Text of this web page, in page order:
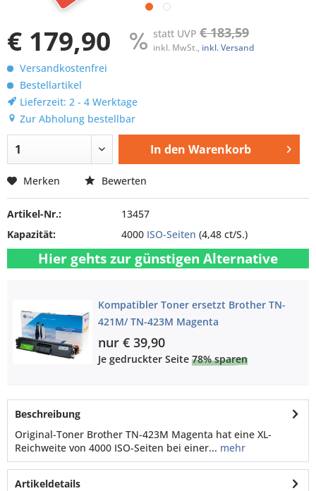
€ 179,90 statt UVP € 183,59
inkl. MwSt., inkl. Versand
Versandkostenfrei
Bestellartikel
Lieferzeit: 2 - 4 Werktage
Zur Abholung bestellbar
In den Warenkorb
Merken Bewerten
Artikel-Nr.:
13457
Kapazität:
4000 ISO-Seiten (4,48 ct/S.)
Hier gehts zur günstigen Alternative
Kompatibler Toner ersetzt Brother TN-
421M/ TN-423M Magenta
nur € 39,90
Je gedruckter Seite78% sparen
Beschreibung
Original-Toner Brother TN-423M Magenta hat eine XL-
Reichweite von 4000 ISO-Seiten bei einer... mehr
Artikeldetails